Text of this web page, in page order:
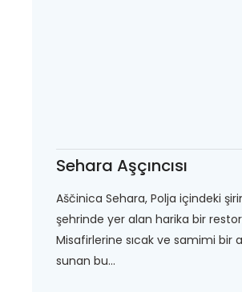
Sehara Aşçıncısı
Aščinica Sehara, Polja içindeki
şehrinde yer alan harika bir
Misafirlerine sıcak ve samimi bir
sunan bu...